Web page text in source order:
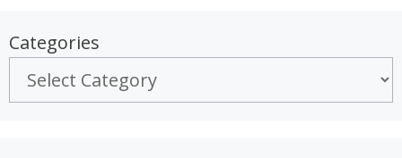
Categories